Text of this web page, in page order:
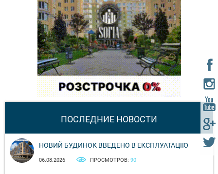
ПОСЛЕДНИЕ НОВОСТИ
НОВИЙ БУДИНОК ВВЕДЕНО В ЕКСПЛУАТАЦІЮ
06.08.2026 ПРОСМОТРОВ: 90